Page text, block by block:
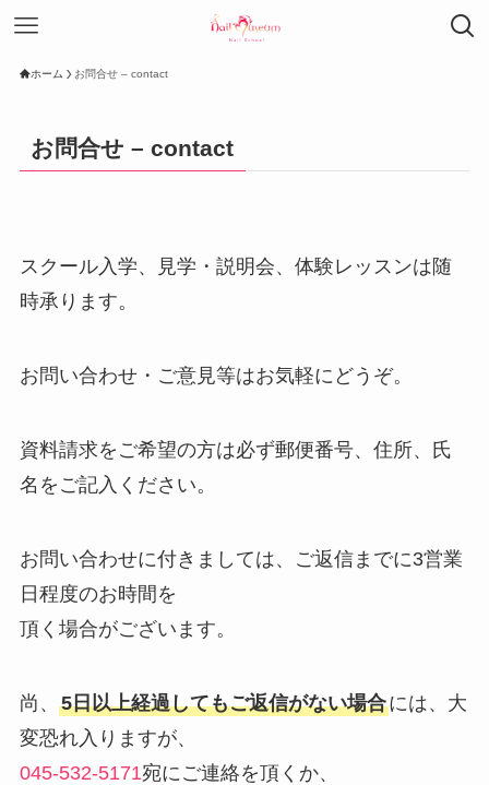
ホーム お問合せ – contact
お問合せ – contact
スクール入学、見学・説明会、体験レッスンは随
時承ります。
お問い合わせ・ご意見等はお気軽にどうぞ。
資料請求をご希望の方は必ず郵便番号、住所、氏
名をご記入ください。
お問い合わせに付きましては、ご返信までに3営業
日程度のお時間を
頂く場合がございます。
尚、 5日以上経過してもご返信がない場合には、大
変恐れ入りますが、
045-532-5171宛にご連絡を頂くか、